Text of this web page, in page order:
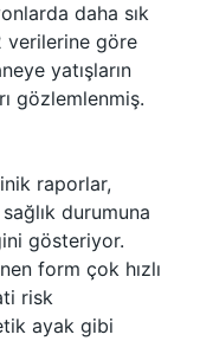
daha sık
verilerine göre
yatışların
gözlemlenmiş.
raporlar,
durumuna
gösteriyor.
form çok hızlı
risk
ayak gibi